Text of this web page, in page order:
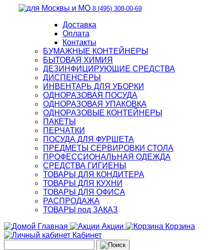
8 (495) 308-00-69
Доставка
Оплата
Контакты
БУМАЖНЫЕ КОНТЕЙНЕРЫ
БЫТОВАЯ ХИМИЯ
ДЕЗИНФИЦИРУЮЩИЕ СРЕДСТВА
ДИСПЕНСЕРЫ
ИНВЕНТАРЬ ДЛЯ УБОРКИ
ОДНОРАЗОВАЯ ПОСУДА
ОДНОРАЗОВАЯ УПАКОВКА
ОДНОРАЗОВЫЕ КОНТЕЙНЕРЫ
ПАКЕТЫ
ПЕРЧАТКИ
ПОСУДА ДЛЯ ФУРШЕТА
ПРЕДМЕТЫ СЕРВИРОВКИ СТОЛА
ПРОФЕССИОНАЛЬНАЯ ОДЕЖДА
СРЕДСТВА ГИГИЕНЫ
ТОВАРЫ ДЛЯ КОНДИТЕРА
ТОВАРЫ ДЛЯ КУХНИ
ТОВАРЫ ДЛЯ ОФИСА
РАСПРОДАЖА
ТОВАРЫ под ЗАКАЗ
Главная
Акции
Корзина
Кабинет